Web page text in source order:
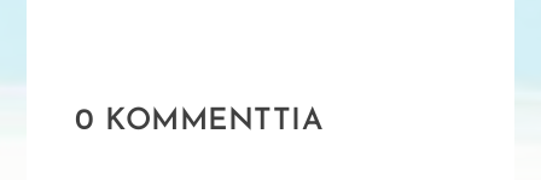
0 KOMMENTTIA